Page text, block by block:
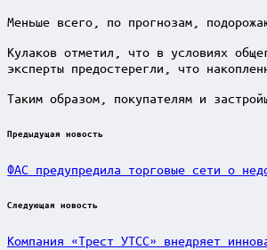
Меньше всего, по прогнозам,
Кулаков отметил, что в условиях
эксперты предостерегли, что
Таким образом, покупателям и
Post
Предыдущая новость
ФАС предупредила торговые сети о
Следующая новость
Компания «Трест УТСС» внедряет